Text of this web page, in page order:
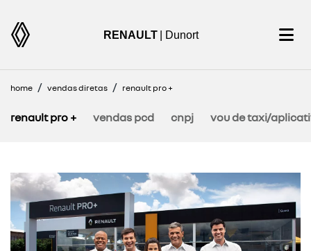
RENAULT | Dunort
home vendas diretas renault pro +
renault pro + vendas pcd cnpj vou de taxi/